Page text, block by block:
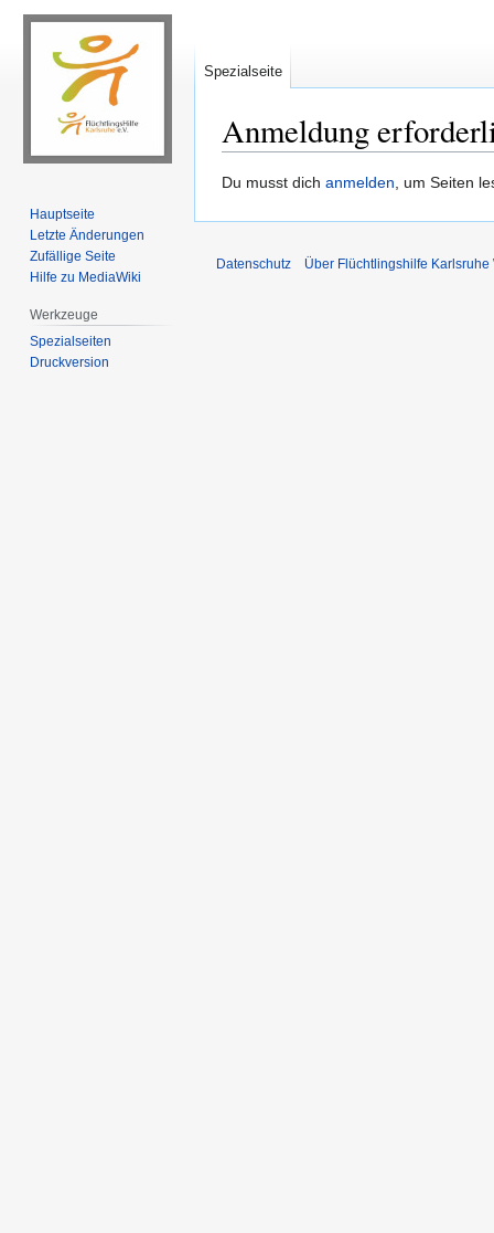
Anmeldung
Zur
Zur
Du musst dich anmelden, um Seiten
Spezialseite
Hauptseite
Letzte Änderungen
Zufällige Seite
Hilfe zu MediaWiki
Werkzeuge
Spezialseiten
Druckversion
Datenschutz Über Flüchtlingshilfe Karlsruhe